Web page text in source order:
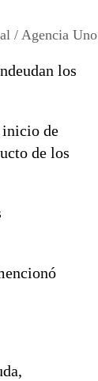
/ Agencia Uno
los
inicio de
de los